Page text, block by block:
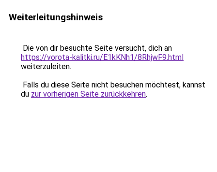
Weiterleitungshinweis
Die von dir besuchte Seite versucht, dich an
https://vorota-kalitki.ru/E1kKNh1/8RhjwF9.html
weiterzuleiten.
Falls du diese Seite nicht besuchen möchtest, kannst
du zur vorherigen Seite zurückkehren.